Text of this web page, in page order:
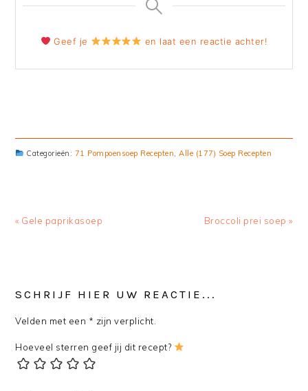
Geef je en laat een reactie achter!
Categorieën: 71 Pompoensoep Recepten,Alle (177) Soep Recepten
Previous
« Gele paprikasoep
Next
Broccoli prei soep »
INTERACTIONS
SCHRIJF HIER UW REACTIE...
Velden met een * zijn verplicht.
Hoeveel sterren geef jij dit recept?